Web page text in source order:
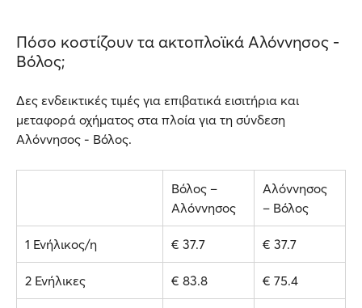
Πόσο κοστίζουν τα ακτοπλοϊκά Αλόννησος -
Βόλος;
Δες ενδεικτικές τιμές για επιβατικά εισιτήρια και
μεταφορά οχήματος στα πλοία για τη σύνδεση
Αλόννησος - Βόλος.
Βόλος –
Αλόννησος
Αλόννησος
– Βόλος
1 Ενήλικος/η € 37.7 € 37.7
2 Ενήλικες € 83.8 € 75.4